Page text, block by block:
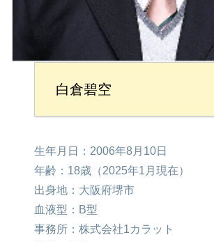
白倉碧空
生年月日：2006年8月10日
年齢：18歳（2025年1月現在）
出身地：大阪府堺市
血液型：B型
事務所：株式会社1カラット